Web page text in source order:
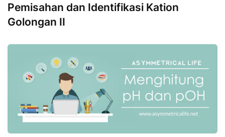
Pemisahan dan Identifikasi Kation
Golongan II